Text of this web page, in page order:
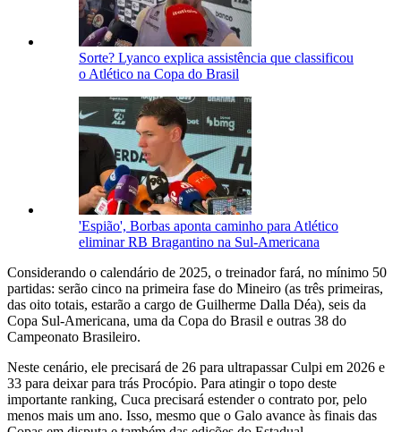
Sorte? Lyanco explica assistência que classificou
o Atlético na Copa do Brasil
'Espião', Borbas aponta caminho para Atlético
eliminar RB Bragantino na Sul-Americana
Considerando o calendário de 2025, o treinador fará, no mínimo 50
partidas: serão cinco na primeira fase do Mineiro (as três primeiras,
das oito totais, estarão a cargo de Guilherme Dalla Déa), seis da
Copa Sul-Americana, uma da Copa do Brasil e outras 38 do
Campeonato Brasileiro.
Neste cenário, ele precisará de 26 para ultrapassar Culpi em 2026 e
33 para deixar para trás Procópio. Para atingir o topo deste
importante ranking, Cuca precisará estender o contrato por, pelo
menos mais um ano. Isso, mesmo que o Galo avance às finais das